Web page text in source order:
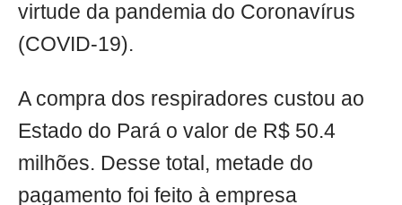
virtude da pandemia do Coronavírus
(COVID-19).
A compra dos respiradores custou ao
Estado do Pará o valor de R$ 50.4
milhões. Desse total, metade do
pagamento foi feito à empresa